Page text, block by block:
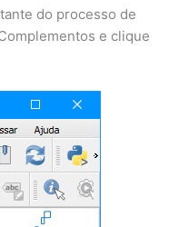
do processo de
e clique